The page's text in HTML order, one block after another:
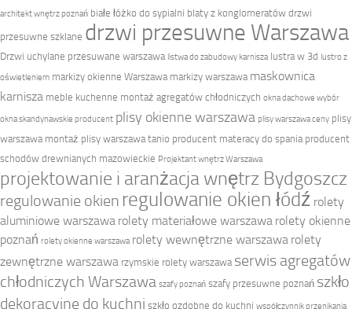
architekt wnętrz poznań białe łóżko do sypialni blaty z konglomeratów drzwi
przesuwne szklane drzwi przesuwne Warszawa
Drzwi uchylane przesuwane warszawa listwa do zabudowy karnisza lustra w 3d lustro z
oświetleniem markizy okienne Warszawa markizy warszawa maskownica
karnisza meble kuchenne montaż agregatów chłodniczych okna dachowe wybór
okna skandynawskie producent plisy okienne warszawa plisy warszawa ceny plisy
warszawa montaż plisy warszawa tanio producent materacy do spania producent
schodów drewnianych mazowieckie Projektant wnętrz Warszawa
projektowanie i aranżacja wnętrz Bydgoszcz
regulowanie okien regulowanie okien łódź rolety
aluminiowe warszawa rolety materiałowe warszawa rolety okienne
poznań rolety okienne warszawa rolety wewnętrzne warszawa rolety
zewnętrzne warszawa rzymskie rolety warszawa serwis agregatów
chłodniczych Warszawa szafy poznań szafy przesuwne poznań szkło
dekoracyjne do kuchni szkło ozdobne do kuchni współczynnik przenikania